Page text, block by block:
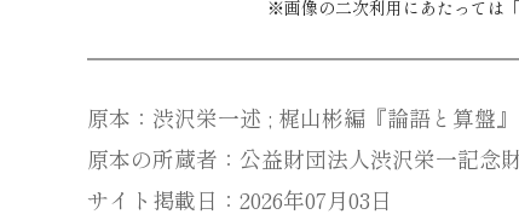
※画像の二次利用にあたっては「
原本：渋沢栄一述 ; 梶山彬編『論語と算盤』
原本の所蔵者：公益財団法人渋沢栄一記念
サイト掲載日：2026年07月03日